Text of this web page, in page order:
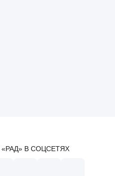
В СОЦСЕТЯХ